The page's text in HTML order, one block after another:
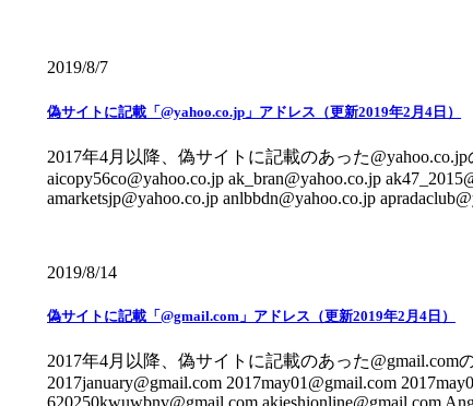
2019/8/7
偽サイトに記載「@yahoo.co.jp」アドレス（更新2019年2月4日）
2017年4月以降、偽サイトに記載のあった
aicopy56co@yahoo.co.jp ak_bran@yahoo.co.jp
amarketsjp@yahoo.co.jp anlbbdn@yahoo.co.jp
2019/8/14
偽サイトに記載「@gmail.com」アドレス（更新2019年2月4日）
2017年4月以降、偽サイトに記載のあった@gmail.com
2017january@gmail.com 2017may01@gmail.com
620250kwuwbnv@gmail.com akieshionline@gmail.com